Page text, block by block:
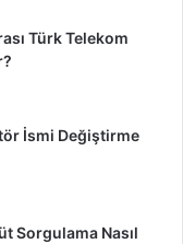
Türk Telekom
İsmi Değiştirme
Sorgulama Nasıl